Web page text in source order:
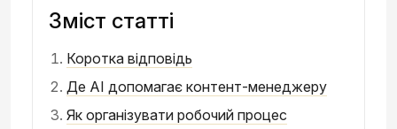
Зміст статті
Коротка відповідь
Де AI допомагає контент-менеджеру
Як організувати робочий процес